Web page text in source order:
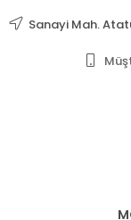
Sanayi Mah.